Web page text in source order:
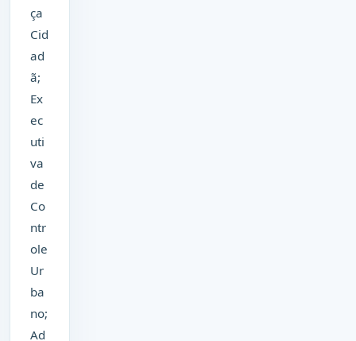
ça
Cid
ad
ã;
Ex
ec
uti
va
de
Co
ntr
ole
Ur
ba
no;
Ad